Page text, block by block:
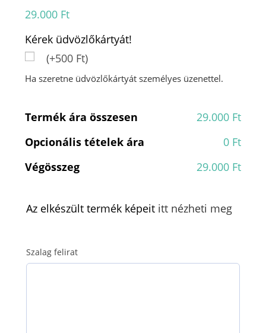
29.000 Ft
Kérek üdvözlőkártyát!
(+500 Ft)
Ha szeretne üdvözlőkártyát személyes üzenettel.
Termék ára összesen
29.000 Ft
Opcionális tételek ára
0 Ft
Végösszeg
29.000 Ft
Az elkészült termék képeit itt nézheti meg
Szalag felirat